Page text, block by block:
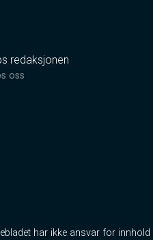
redaksjonen
oss
har ikke ansvar for